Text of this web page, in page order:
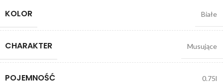
KOLOR Białe
CHARAKTER Musujące
POJEMNOŚĆ 0.75l